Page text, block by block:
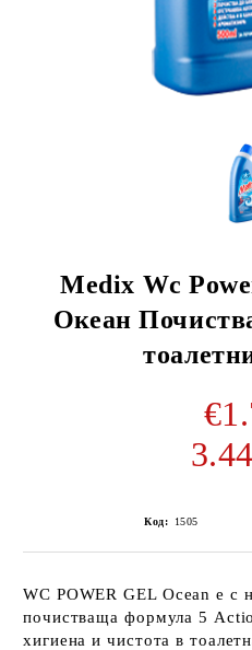
Medix Wc
Океан
Код: 1505
WC POWER GEL Ocean е с
почистваща формула 5
хигиенa и чистота в